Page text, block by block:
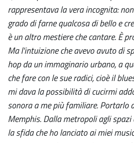
rappresentava la vera incognita:
grado di farne qualcosa di bello e
è un altro mestiere che cantare. È
Ma l'intuizione che avevo avuto di
hop da un immaginario urbano, a
che fare con le sue radici, cioè il
mi dava la possibilità di cucirmi
sonora a me più familiare. Portarlo
Memphis. Dalla metropoli agli
la sfida che ho lanciato ai miei